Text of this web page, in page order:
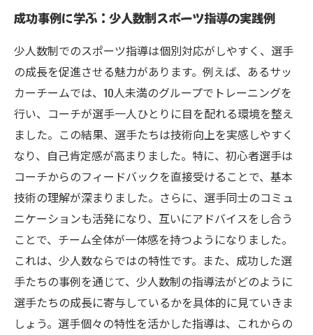
成功事例に学ぶ：少人数制スポーツ指導の実践例
少人数制でのスポーツ指導は個別対応がしやすく、選手
の成長を促進させる魅力があります。例えば、あるサッ
カーチームでは、10人未満のグループでトレーニングを
行い、コーチが選手一人ひとりに目を配れる環境を整え
ました。この結果、選手たちは技術向上を実感しやすく
なり、自己肯定感が高まりました。特に、初心者選手は
コーチからのフィードバックを直接受けることで、基本
技術の理解が深まりました。さらに、選手同士のコミュ
ニケーションも活発になり、互いにアドバイスをし合う
ことで、チーム全体が一体感を持つようになりました。
これは、少人数ならではの特性です。また、成功した選
手たちの事例を通じて、少人数制の指導法がどのように
選手たちの成長に寄与しているかを具体的に見ていきま
しょう。選手個々の特性を活かした指導は、これからの